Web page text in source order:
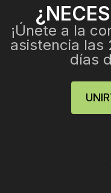
¡Únete a la
asistencia las
días